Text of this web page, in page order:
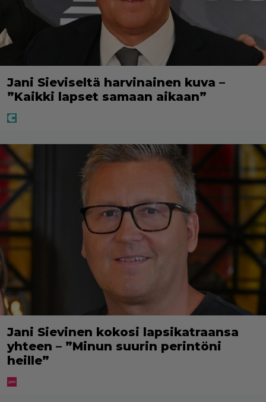
Jani Sieviseltä harvinainen kuva –
”Kaikki lapset samaan aikaan”
Jani Sievinen kokosi lapsikatraansa
yhteen – ”Minun suurin perintöni
heille”